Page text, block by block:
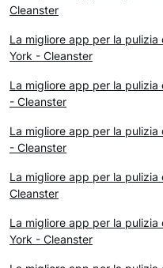
Cleanster
La migliore app per la
York - Cleanster
La migliore app per la
- Cleanster
La migliore app per la
- Cleanster
La migliore app per la
Cleanster
La migliore app per la
York - Cleanster